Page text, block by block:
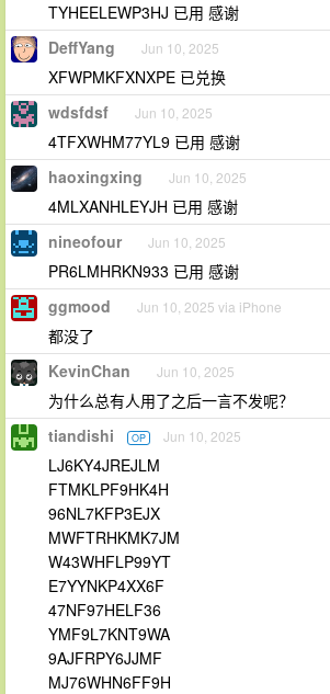
TYHEELEWP3HJ 已用 感谢
DeffYang Jun 10, 2025
XFWPMKFXNXPE 已兑换
wdsfdsf Jun 10, 2025
4TFXWHM77YL9 已用 感谢
haoxingxing Jun 10, 2025
4MLXANHLEYJH 已用 感谢
nineofour Jun 10, 2025
PR6LMHRKN933 已用 感谢
ggmood Jun 10, 2025 via iPhone
都没了
KevinChan Jun 10, 2025
为什么总有人用了之后一言不发呢？
tiandishi OP Jun 10, 2025
LJ6KY4JREJLM
FTMKLPF9HK4H
96NL7KFP3EJX
MWFTRHKMK7JM
W43WHFLP99YT
E7YYNKP4XX6F
47NF97HELF36
YMF9L7KNT9WA
9AJFRPY6JJMF
MJ76WHN6FF9H